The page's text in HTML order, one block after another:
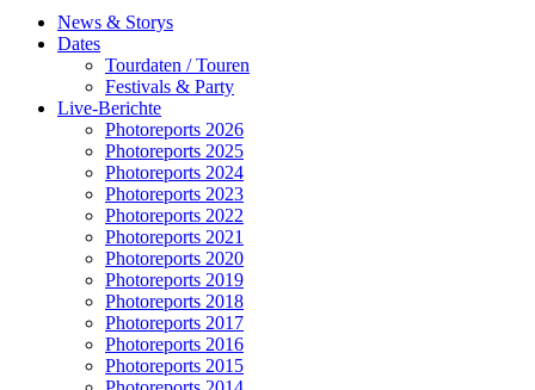
News & Storys
Dates
Tourdaten / Touren
Festivals & Party
Live-Berichte
Photoreports 2026
Photoreports 2025
Photoreports 2024
Photoreports 2023
Photoreports 2022
Photoreports 2021
Photoreports 2020
Photoreports 2019
Photoreports 2018
Photoreports 2017
Photoreports 2016
Photoreports 2015